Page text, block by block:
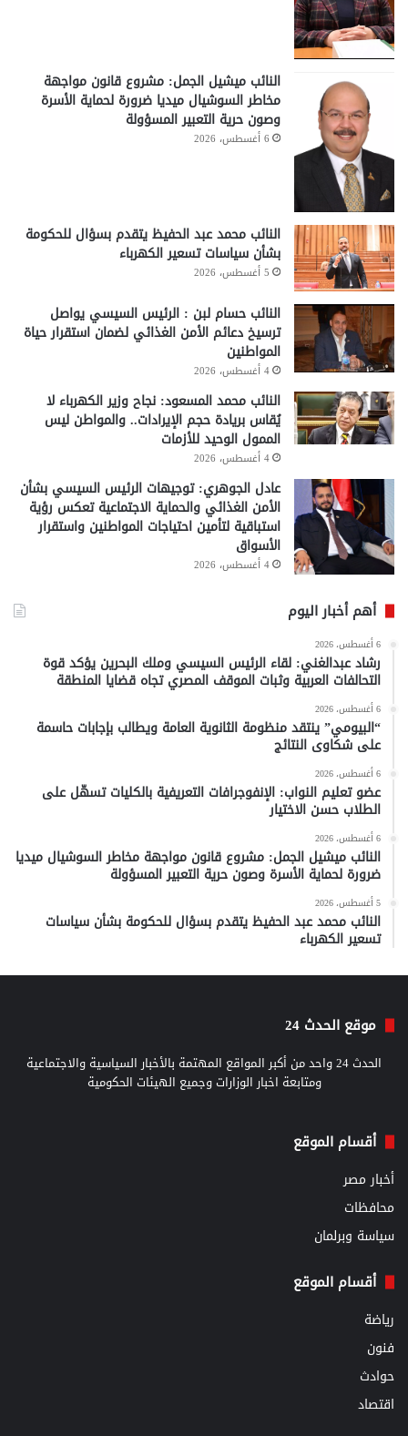
النائب ميشيل الجمل: مشروع قانون مواجهة
مخاطر السوشيال ميديا ضرورة لحماية الأسرة
وصون حرية التعبير المسؤولة
6 أغسطس، 2026
النائب محمد عبد الحفيظ يتقدم بسؤال للحكومة
بشأن سياسات تسعير الكهرباء
5 أغسطس، 2026
النائب حسام لبن : الرئيس السيسي يواصل
ترسيخ دعائم الأمن الغذائي لضمان استقرار حياة
المواطنين
4 أغسطس، 2026
النائب محمد المسعود: نجاح وزير الكهرباء لا
يُقاس بريادة حجم الإيرادات.. والمواطن ليس
الممول الوحيد للأزمات
4 أغسطس، 2026
عادل الجوهري: توجيهات الرئيس السيسي بشأن
الأمن الغذائي والحماية الاجتماعية تعكس رؤية
استباقية لتأمين احتياجات المواطنين واستقرار
الأسواق
4 أغسطس، 2026
أهم أخبار اليوم
6 أغسطس، 2026
رشاد عبدالغني: لقاء الرئيس السيسي وملك البحرين يؤكد قوة
التحالفات العربية وثبات الموقف المصري تجاه قضايا المنطقة
6 أغسطس، 2026
“البيومي” ينتقد منظومة الثانوية العامة ويطالب بإجابات حاسمة
على شكاوى النتائج
6 أغسطس، 2026
عضو تعليم النواب: الإنفوجرافات التعريفية بالكليات تسهّل على
الطلاب حسن الاختيار
6 أغسطس، 2026
النائب ميشيل الجمل: مشروع قانون مواجهة مخاطر السوشيال ميديا
ضرورة لحماية الأسرة وصون حرية التعبير المسؤولة
5 أغسطس، 2026
النائب محمد عبد الحفيظ يتقدم بسؤال للحكومة بشأن سياسات
تسعير الكهرباء
موقع الحدث 24
الحدث 24 واحد من أكبر المواقع المهتمة بالأخبار السياسية والاجتماعية
ومتابعة اخبار الوزارات وجميع الهيئات الحكومية
أقسام الموقع
أخبار مصر
محافظات
سياسة وبرلمان
أقسام الموقع
رياضة
فنون
حوادث
اقتصاد